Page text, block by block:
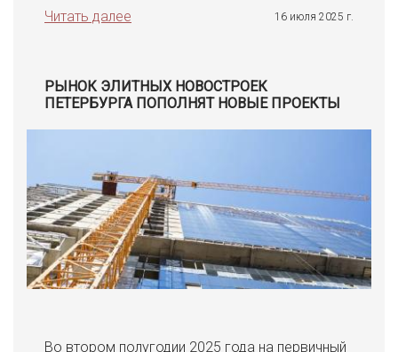
Читать далее
16 июля 2025 г.
РЫНОК ЭЛИТНЫХ НОВОСТРОЕК
ПЕТЕРБУРГА ПОПОЛНЯТ НОВЫЕ ПРОЕКТЫ
Во втором полугодии 2025 года на первичный